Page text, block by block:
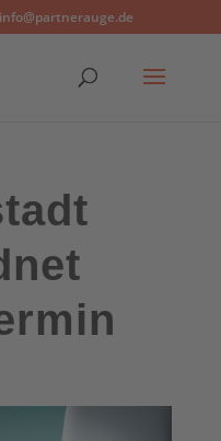
info@partnerauge.de